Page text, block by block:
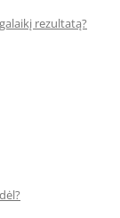
rezultatą?